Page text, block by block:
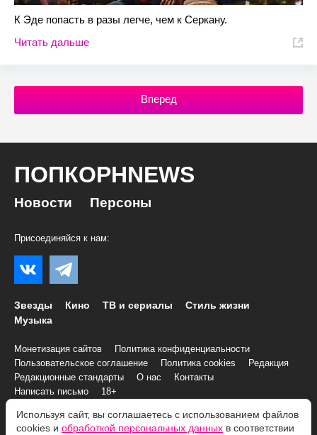
К Эде попасть в разы легче, чем к Серкану.
Читать дальше
Вперед
ПОПКОРНNEWS
Новости Персоны
Присоединяйся к нам:
Звезды Кино ТВ и сериалы
Стиль жизни
Музыка
Монетизация сайтов
Политика конфиденциальности
Пользовательское соглашение
Политика cookies
Редакция
Редакционные стандарты
О нас
Контакты
Написать письмо
18+
© 2007–2026 Все права и материалы принадлежат
Используя сайт, вы соглашаетесь с использованием файлов
cookies и обработкой персональных данных в соответствии